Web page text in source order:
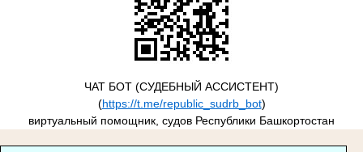
ЧАТ БОТ (СУДЕБНЫЙ АССИСТЕНТ)
(https://t.me/republic_sudrb_bot)
виртуальный помощник, судов Республики Башкортостан